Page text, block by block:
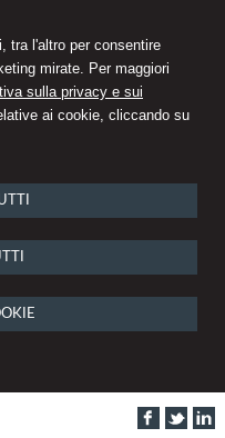
tra l'altro per consentire
mirate. Per maggiori
sulla privacy e sui
ai cookie, cliccando su